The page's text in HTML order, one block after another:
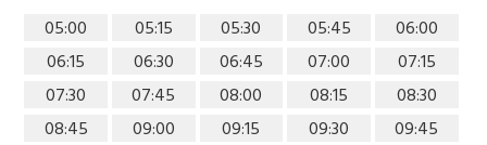
05:00 05:15 05:30 05:45
06:00
06:15
06:30 06:45 07:00
07:15
07:30
07:45 08:00 08:15
08:30
08:45
09:00 09:15 09:30
09:45